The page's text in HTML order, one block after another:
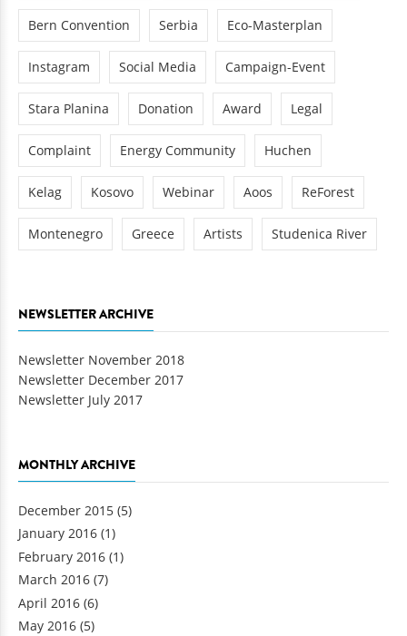
Bern Convention Serbia Eco-Masterplan
Instagram Social Media Campaign-Event
Stara Planina Donation Award Legal
Complaint Energy Community Huchen
Kelag Kosovo Webinar Aoos ReForest
Montenegro Greece Artists Studenica River
NEWSLETTER ARCHIVE
Newsletter November 2018
Newsletter December 2017
Newsletter July 2017
MONTHLY ARCHIVE
December 2015 (5)
January 2016 (1)
February 2016 (1)
March 2016 (7)
April 2016 (6)
May 2016 (5)